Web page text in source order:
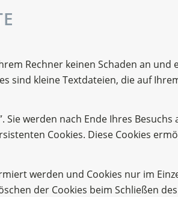
Rechner keinen Schaden an und
sind kleine Textdateien, die auf
werden nach Ende Ihres
Cookies. Diese Cookies
werden und Cookies nur im
der Cookies beim Schließen